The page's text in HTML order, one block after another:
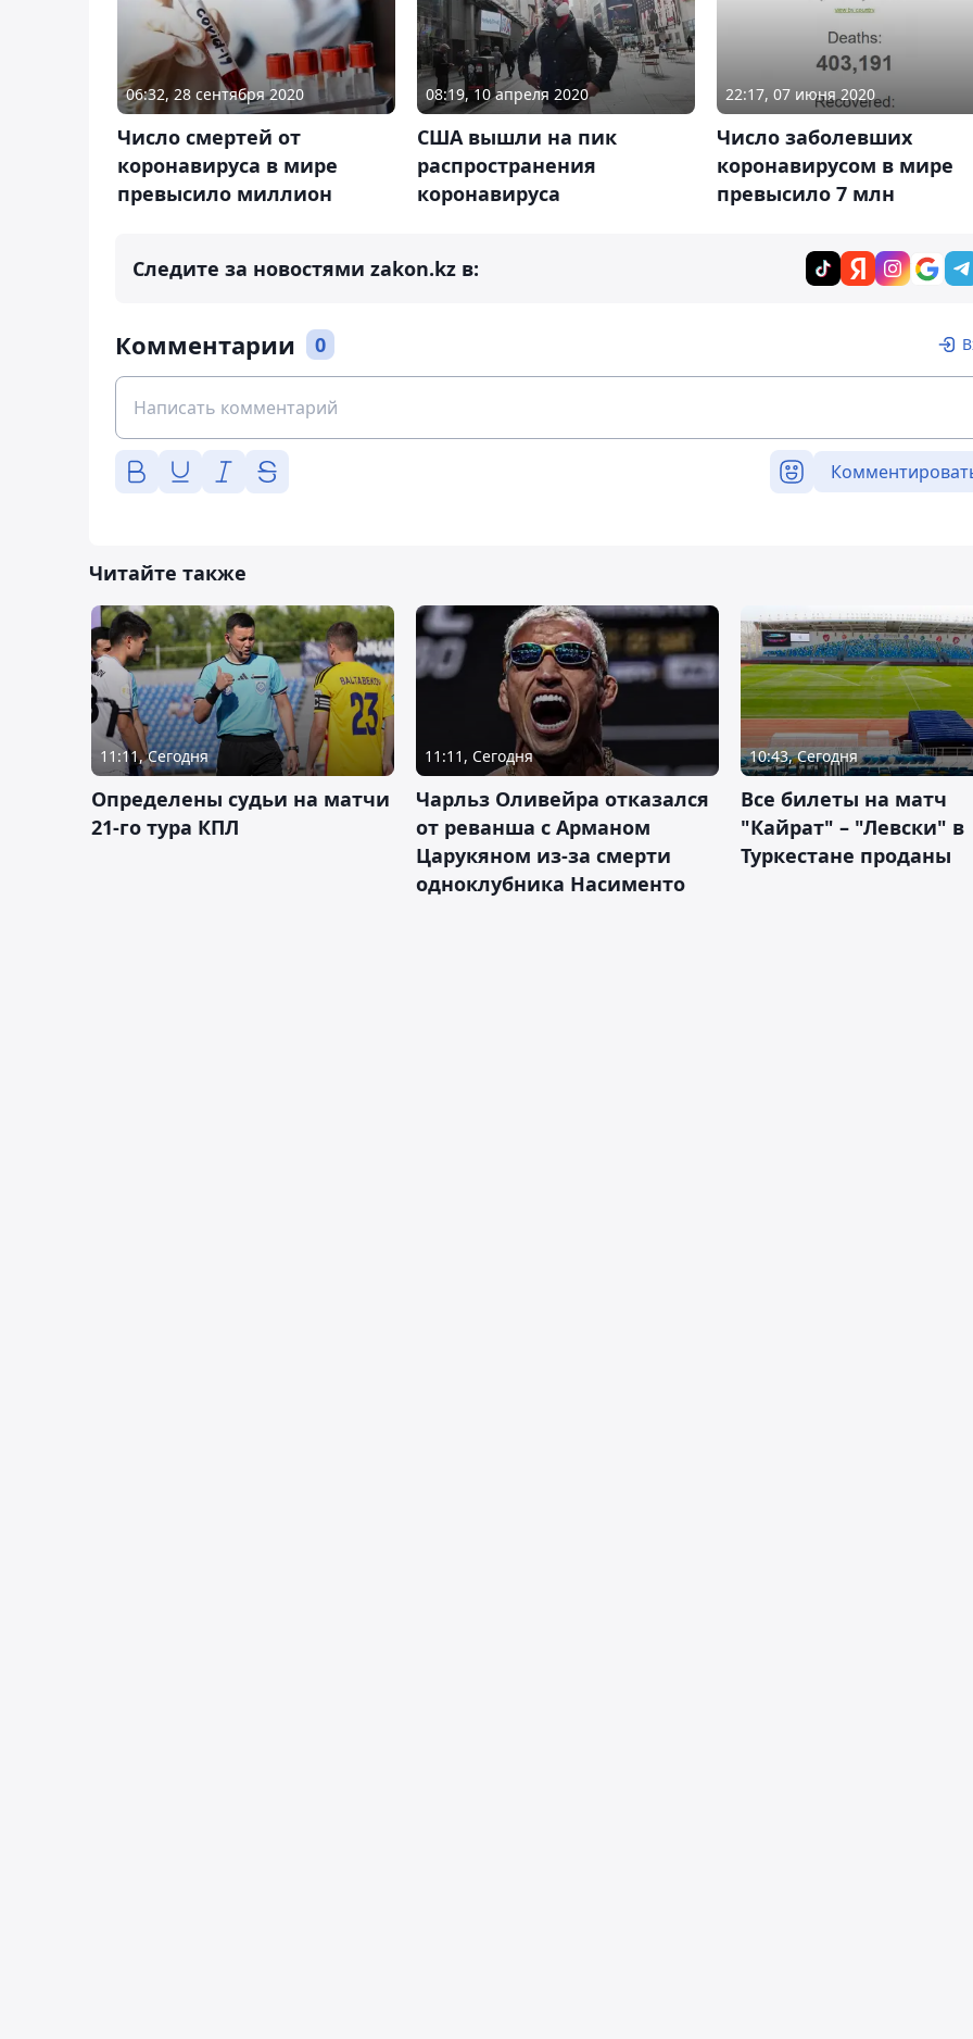
06:32, 28 сентября 2020
Число смертей от
коронавируса в мире
превысило миллион
08:19, 10 апреля 2020
США вышли на пик
распространения
коронавируса
22:17, 07 июня 2020
Число заболевших
коронавирусом в мире
превысило 7 млн
Следите за новостями zakon.kz в:
Комментарии 0
Читайте также
11:11, Сегодня
Определены судьи на матчи
21-го тура КПЛ
11:11, Сегодня
Чарльз Оливейра отказался
от реванша с Арманом
Царукяном из-за смерти
одноклубника Насименто
10:43, Сегодня
Все билеты на матч
"Кайрат" – "Левски" в
Туркестане проданы